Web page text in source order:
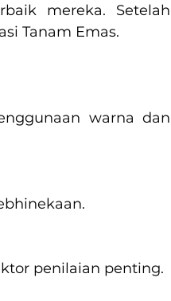
mereka. Setelah
Tanam Emas.
warna dan
penilaian penting.